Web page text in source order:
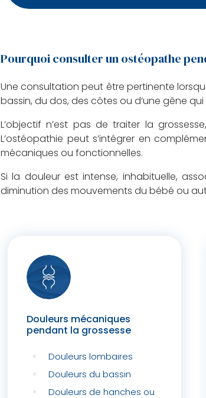
Pourquoi consulter un ostéopathe
Une consultation peut être pertinente
bassin, du dos, des côtes ou d’une gêne
L’objectif n’est pas de traiter la
L’ostéopathie peut s’intégrer en
mécaniques ou fonctionnelles.
Si la douleur est intense, inhabituelle,
diminution des mouvements du bébé ou
Douleurs mécaniques
pendant la grossesse
Douleurs lombaires
Douleurs du bassin
Douleurs de hanches ou